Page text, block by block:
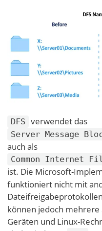
DFS verwendet das
Server Message
auch als
Common Internet
ist. Die Microsoft-
funktioniert nicht mit
können jedoch mehrere
Geräten und Linux-